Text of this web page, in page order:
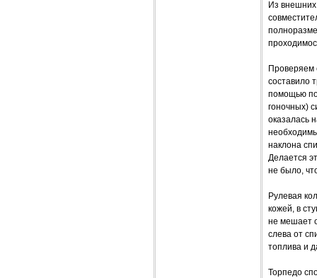
Из внешних
Проверяем
составило
помощью
гоночных)
оказалась
наклона
Делается
не было,
Рулевая
кожей, в
не мешает
слева от
топлива и
Торпедо